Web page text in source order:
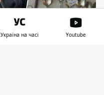
Україна на часі Youtube